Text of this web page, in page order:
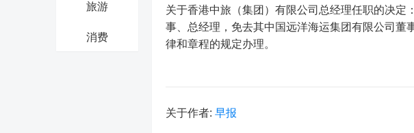
旅游
消费
关于香港中旅（集团）有限公司总经理任职的决
事、总经理，免去其中国远洋海运集团有限公司董
律和章程的规定办理。
关于作者: 早报